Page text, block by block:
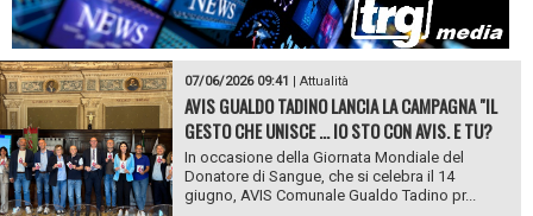
07/06/2026 09:41 | Attualità
AVIS GUALDO TADINO LANCIA LA CAMPAGNA "IL
GESTO CHE UNISCE ... IO STO CON AVIS. E TU?
In occasione della Giornata Mondiale del
Donatore di Sangue, che si celebra il 14
giugno, AVIS Comunale Gualdo Tadino pr...